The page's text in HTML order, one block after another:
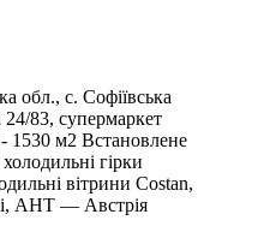
обл., с. Софіївська
24/83, супермаркет
1530 м2 Встановлене
гірки
вітрини Costan,
AHT — Австрія